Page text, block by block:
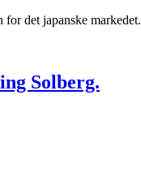
for det japanske markedet.
Solberg.